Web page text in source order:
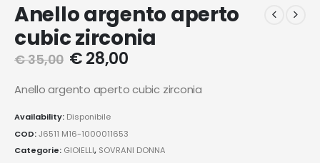
Anello argento aperto
cubic zirconia
€35,00 €28,00
Anello argento aperto cubic zirconia
Availability: Disponibile
COD:J6511 M16-1000011653
Categorie: GIOIELLI, SOVRANI DONNA